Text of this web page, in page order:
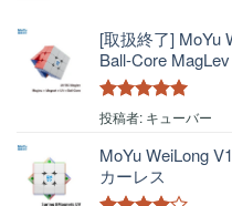
[取扱終了] MoYu
Ball-Core
5段階中 5 の
投稿者: キューバー
MoYu WeiLong
カーレス